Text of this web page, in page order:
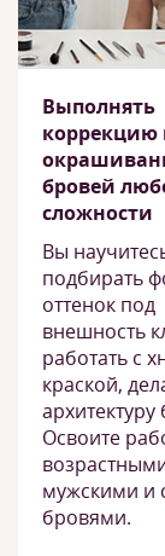
Выполнять
коррекцию
бровей
сложности
Вы
подбирать
оттенок под
внешность
работать с
краской,
Освоите
мужскими и
бровями.